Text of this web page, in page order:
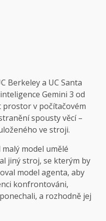
Berkeley a UC Santa
Gemini 3 od
prostor v počítačovém
spousty věcí –
ve stroji.
model umělé
jiný stroj, se kterým by
model agenta, aby
konfrontováni,
a rozhodně jej